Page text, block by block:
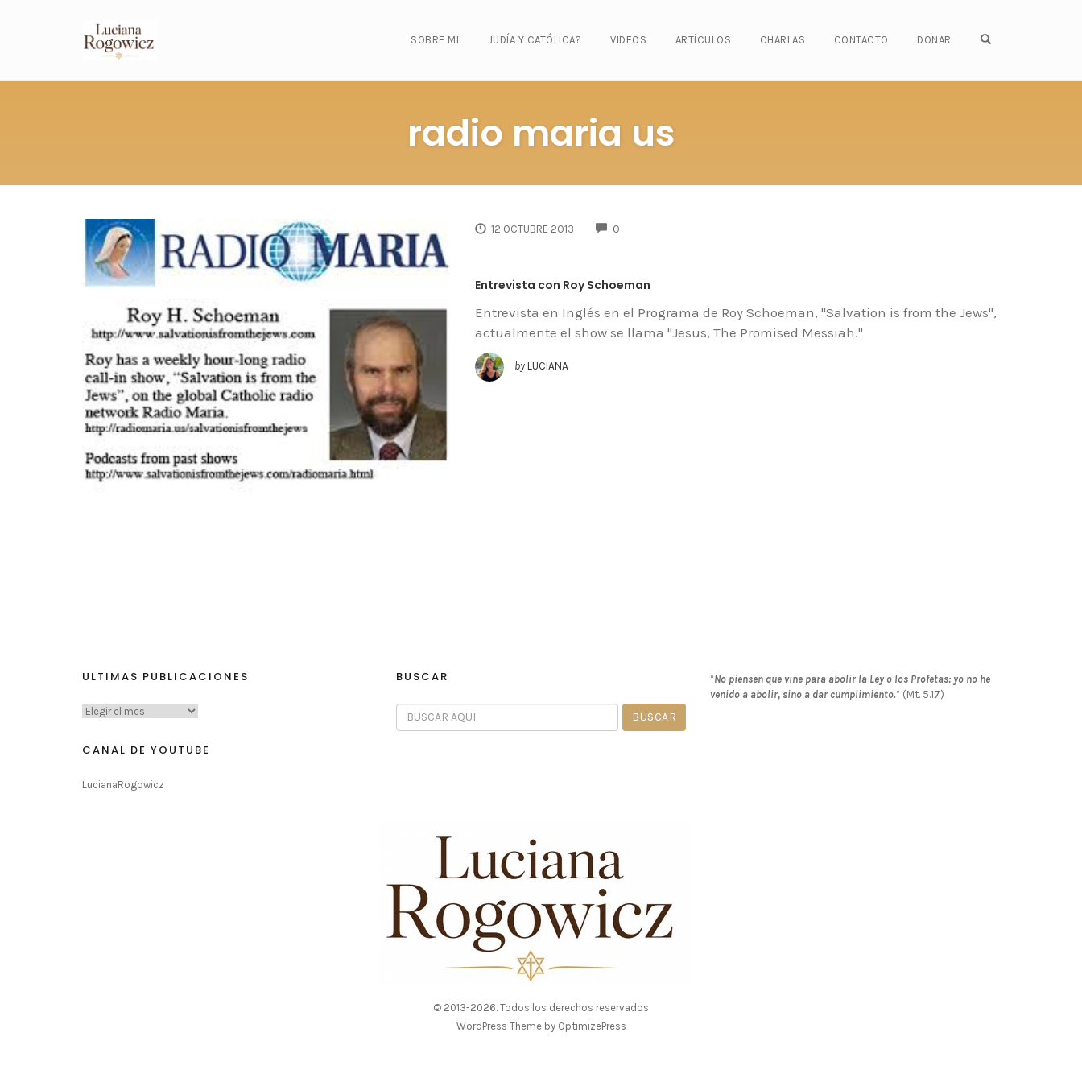
SOBRE MI JUDÍA Y CATÓLICA? VIDEOS ARTÍCULOS CHARLAS CONTACTO DONAR
radio maria us
12 OCTUBRE 2013 0
Entrevista con Roy Schoeman
Entrevista en Inglés en el Programa de Roy Schoeman, "Salvation is from the Jews",
actualmente el show se llama "Jesus, The Promised Messiah."
by LUCIANA
ULTIMAS PUBLICACIONES
CANAL DE YOUTUBE
LucianaRogowicz
BUSCAR “No piensen que vine para abolir la Ley o los Profetas: yo no he
venido a abolir, sino a dar cumplimiento.” (Mt. 5.17)
© 2013-2026. Todos los derechos reservados
WordPress Theme by OptimizePress